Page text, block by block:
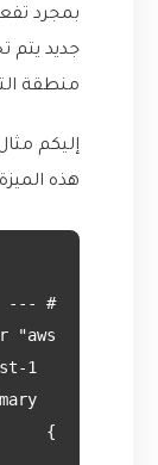
منطقة
هذه